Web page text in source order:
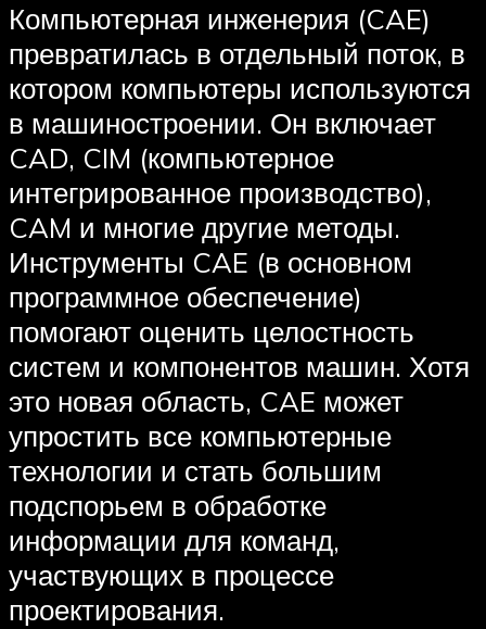
Компьютерная инженерия (CAE)
превратилась в отдельный поток, в
котором компьютеры используются
в машиностроении. Он включает
CAD, CIM (компьютерное
интегрированное производство),
CAM и многие другие методы.
Инструменты CAE (в основном
программное обеспечение)
помогают оценить целостность
систем и компонентов машин. Хотя
это новая область, CAE может
упростить все компьютерные
технологии и стать большим
подспорьем в обработке
информации для команд,
участвующих в процессе
проектирования.